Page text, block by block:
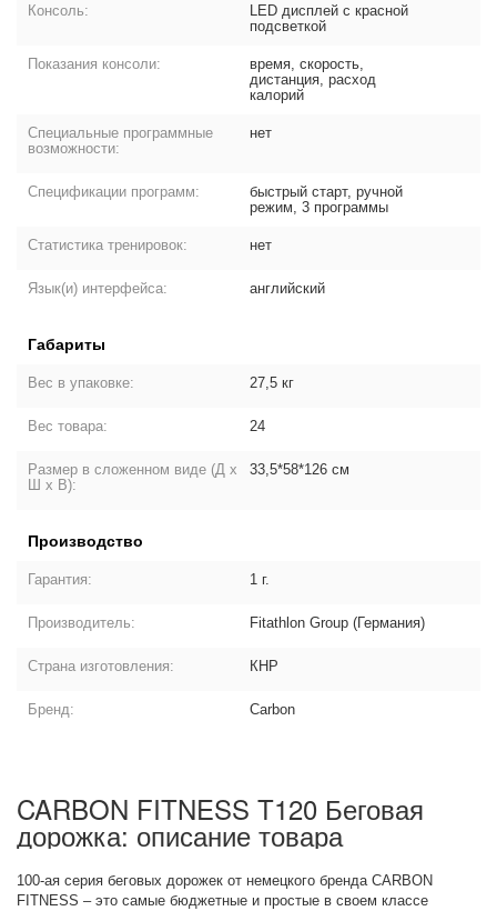
Консоль:
LED дисплей с красной
подсветкой
Показания консоли:
время, скорость,
дистанция, расход
калорий
Специальные программные
возможности:
нет
Спецификации программ:
быстрый старт, ручной
режим, 3 программы
Статистика тренировок: нет
Язык(и) интерфейса: английский
Габариты
Вес в упаковке: 27,5 кг
Вес товара: 24
Размер в сложенном виде (Д х
Ш х В):
33,5*58*126 см
Производство
Гарантия: 1 г.
Производитель: Fitathlon Group (Германия)
Страна изготовления: КНР
Бренд: Carbon
CARBON FITNESS T120 Беговая
дорожка: описание товара
100-ая серия беговых дорожек от немецкого бренда CARBON
FITNESS – это самые бюджетные и простые в своем классе